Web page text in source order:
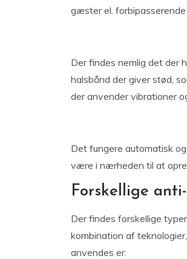
gæster el.
Der findes nemlig det der
halsbånd der giver stød,
der anvender vibrationer
Det fungere automatisk
være i nærheden til at
Forskellige
Der findes forskellige
kombination af
anvendes er: